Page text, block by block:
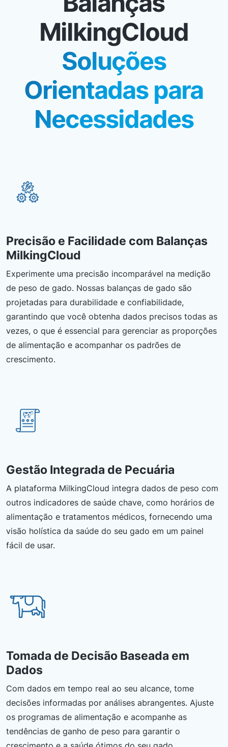
MilkingCloud
Soluções
Orientadas para
Necessidades
Precisão e Facilidade com Balanças
MilkingCloud
Experimente uma precisão incomparável na medição
de peso de gado. Nossas balanças de gado são
projetadas para durabilidade e confiabilidade,
garantindo que você obtenha dados precisos todas as
vezes, o que é essencial para gerenciar as proporções
de alimentação e acompanhar os padrões de
crescimento.
Gestão Integrada de Pecuária
A plataforma MilkingCloud integra dados de peso com
outros indicadores de saúde chave, como horários de
alimentação e tratamentos médicos, fornecendo uma
visão holística da saúde do seu gado em um painel
fácil de usar.
Tomada de Decisão Baseada em
Dados
Com dados em tempo real ao seu alcance, tome
decisões informadas por análises abrangentes. Ajuste
os programas de alimentação e acompanhe as
tendências de ganho de peso para garantir o